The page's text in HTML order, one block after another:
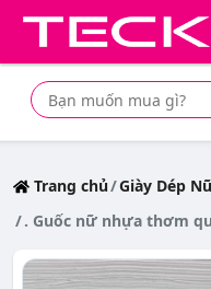
Tìm mua sản
Trang chủ Giày Dép
. Guốc nữ nhựa thơm quai ngang chữ nổi